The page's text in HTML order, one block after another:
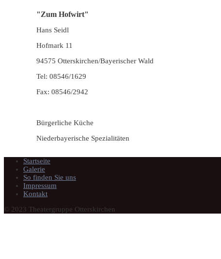
"Zum Hofwirt"
Hans Seidl
Hofmark 11
94575 Otterskirchen/Bayerischer Wald
Tel: 08546/1629
Fax: 08546/2942
Bürgerliche Küche
Niederbayerische Spezialitäten
Startseite
Galerie
So finden Sie uns
Impressum
Kontakt
© 2023 Theatergruppe Otterskirchen